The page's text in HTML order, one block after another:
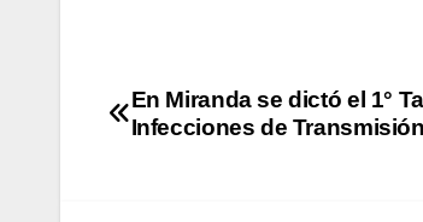
En Miranda se dictó el 1°
Infecciones de